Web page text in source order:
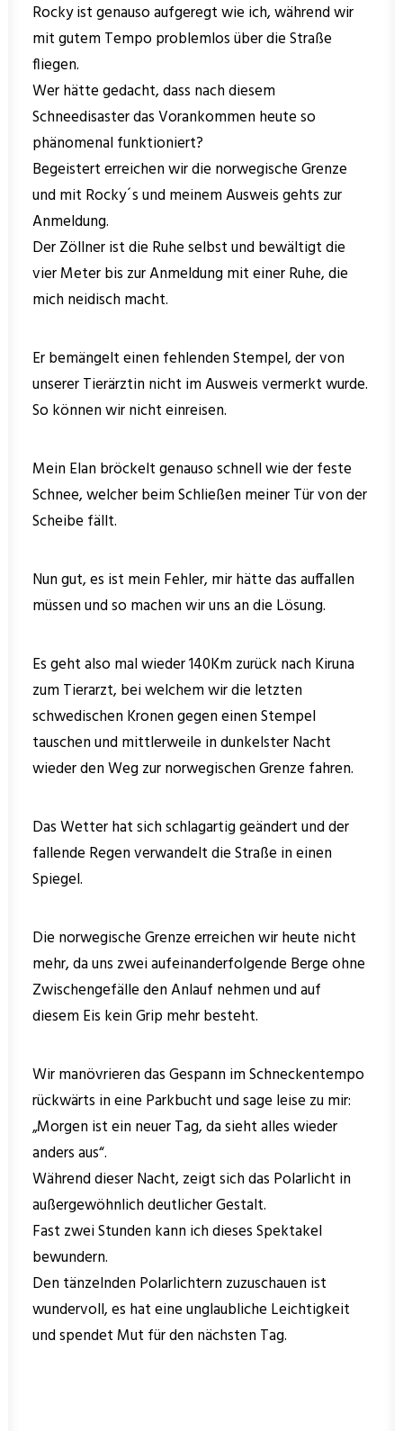
Rocky ist genauso aufgeregt wie ich, während wir
mit gutem Tempo problemlos über die Straße
fliegen.
Wer hätte gedacht, dass nach diesem
Schneedisaster das Vorankommen heute so
phänomenal funktioniert?
Begeistert erreichen wir die norwegische Grenze
und mit Rocky´s und meinem Ausweis gehts zur
Anmeldung.
Der Zöllner ist die Ruhe selbst und bewältigt die
vier Meter bis zur Anmeldung mit einer Ruhe, die
mich neidisch macht.
Er bemängelt einen fehlenden Stempel, der von
unserer Tierärztin nicht im Ausweis vermerkt wurde.
So können wir nicht einreisen.
Mein Elan bröckelt genauso schnell wie der feste
Schnee, welcher beim Schließen meiner Tür von der
Scheibe fällt.
Nun gut, es ist mein Fehler, mir hätte das auffallen
müssen und so machen wir uns an die Lösung.
Es geht also mal wieder 140Km zurück nach Kiruna
zum Tierarzt, bei welchem wir die letzten
schwedischen Kronen gegen einen Stempel
tauschen und mittlerweile in dunkelster Nacht
wieder den Weg zur norwegischen Grenze fahren.
Das Wetter hat sich schlagartig geändert und der
fallende Regen verwandelt die Straße in einen
Spiegel.
Die norwegische Grenze erreichen wir heute nicht
mehr, da uns zwei aufeinanderfolgende Berge ohne
Zwischengefälle den Anlauf nehmen und auf
diesem Eis kein Grip mehr besteht.
Wir manövrieren das Gespann im Schneckentempo
rückwärts in eine Parkbucht und sage leise zu mir:
„Morgen ist ein neuer Tag, da sieht alles wieder
anders aus“.
Während dieser Nacht, zeigt sich das Polarlicht in
außergewöhnlich deutlicher Gestalt.
Fast zwei Stunden kann ich dieses Spektakel
bewundern.
Den tänzelnden Polarlichtern zuzuschauen ist
wundervoll, es hat eine unglaubliche Leichtigkeit
und spendet Mut für den nächsten Tag.